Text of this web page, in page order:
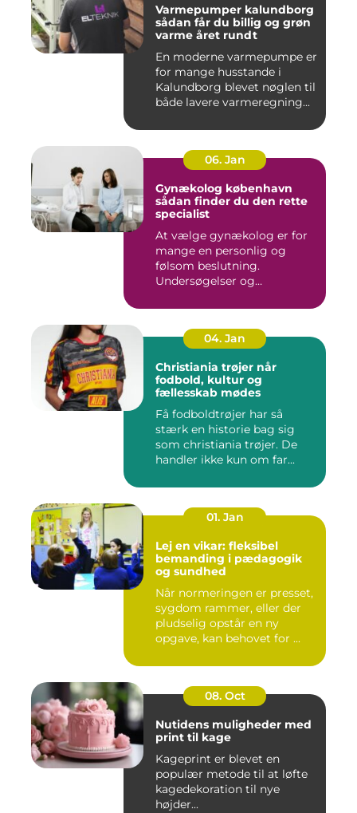
Varmepumper kalundborg
sådan får du billig og grøn
varme året rundt
En moderne varmepumpe er
for mange husstande i
Kalundborg blevet nøglen til
både lavere varmeregning...
06. Jan
Gynækolog københavn
sådan finder du den rette
specialist
At vælge gynækolog er for
mange en personlig og
følsom beslutning.
Undersøgelser og
04. Jan
Christiania trøjer når
fodbold, kultur og
fællesskab mødes
Få fodboldtrøjer har så
stærk en historie bag sig
som christiania trøjer. De
handler ikke kun om far...
01. Jan
Lej en vikar: fleksibel
bemanding i pædagogik
og sundhed
Når normeringen er presset,
sygdom rammer, eller der
pludselig opstår en ny
opgave, kan behovet for ...
08. Oct
Nutidens muligheder med
print til kage
Kageprint er blevet en
populær metode til at løfte
kagedekoration til nye
højder...